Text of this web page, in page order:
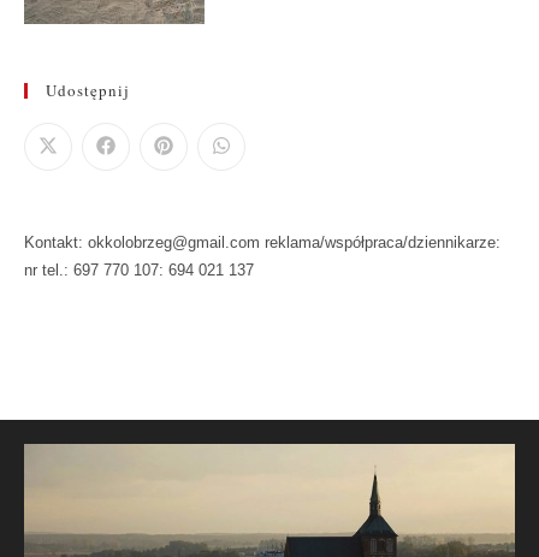
Udostępnij
Kontakt: okkolobrzeg@gmail.com reklama/współpraca/dziennikarze:
nr tel.: 697 770 107: 694 021 137